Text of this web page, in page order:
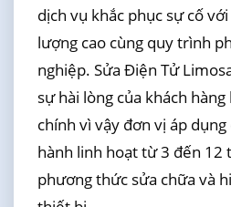
dịch vụ khắc phục sự cố
lượng cao cùng quy trình
nghiệp. Sửa Điện Tử
sự hài lòng của khách
chính vì vậy đơn vị áp
hành linh hoạt từ 3 đến 12
phương thức sửa chữa và